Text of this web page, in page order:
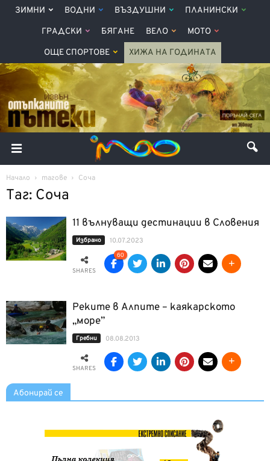
ЗИМНИ ВОДНИ ВЪЗДУШНИ ПЛАНИНСКИ
ГРАДСКИ БЯГАНЕ ВЕЛО МОТО
ОЩЕ СПОРТОВЕ ХИЖА НА ГОДИНАТА
Начало тагове Соча
Таг: Соча
11 вълнуващи дестинации в Словения
Избрано 10.07.2023
SHARES
60
Реките в Алпите – каякарското
„море”
Гребни 08.08.2013
SHARES
Абонирай се